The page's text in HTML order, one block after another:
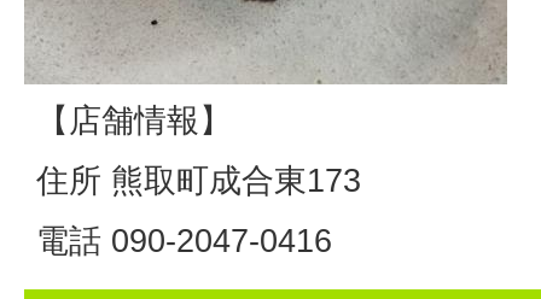
【店舗情報】
住所 熊取町成合東173
電話 090-2047-0416